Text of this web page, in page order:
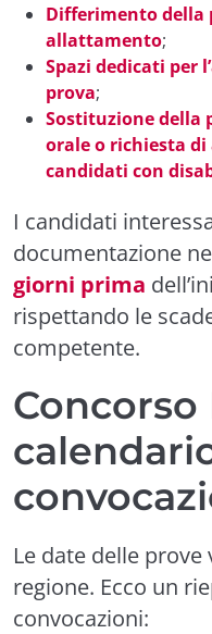
Differimento della
allattamento;
Spazi dedicati per
prova;
Sostituzione della
orale o richiesta
candidati con
I candidati
documentazione
giorni prima
rispettando le
competente.
Concorso
Le date delle
regione. Ecco un
convocazioni: